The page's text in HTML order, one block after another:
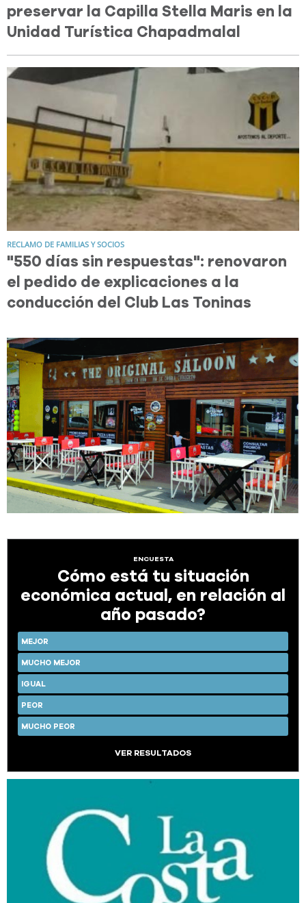
preservar la Capilla Stella Maris en la
Unidad Turística Chapadmalal
RECLAMO DE FAMILIAS Y SOCIOS
"550 días sin respuestas": renovaron
el pedido de explicaciones a la
conducción del Club Las Toninas
ENCUESTA
Cómo está tu situación
económica actual, en relación al
año pasado?
MEJOR
MUCHO MEJOR
IGUAL
PEOR
MUCHO PEOR
VER RESULTADOS